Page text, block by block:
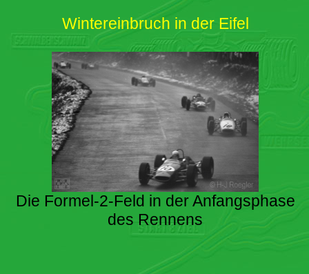
Wintereinbruch in der Eifel
Die Formel-2-Feld in der Anfangsphase
des Rennens